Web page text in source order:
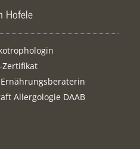
Hofele
Zertifikat
Allergologie DAAB